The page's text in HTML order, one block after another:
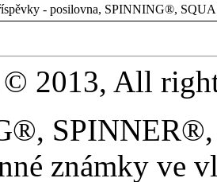
- posilovna, SPINNING®,
2013, All
známky ve